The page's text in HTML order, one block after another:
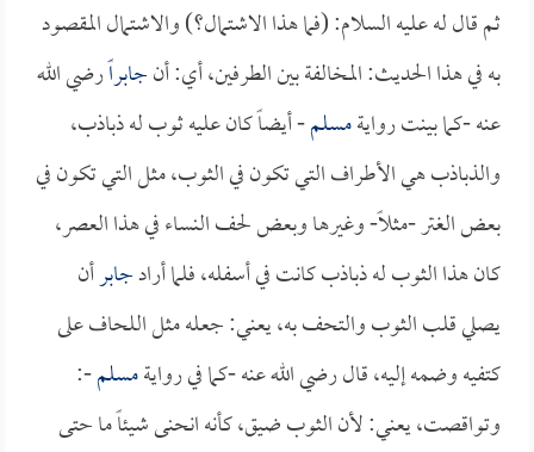
ثم قال له عليه السلام: (فما هذا الاشتمال؟) والاشتمال المقصود
به في هذا الحديث: المخالفة بين الطرفين، أي: أنجابراًرضي الله
عنه -كما بينت روايةمسلم- أيضاً كان عليه ثوب له ذباذب،
والذباذب هي الأطراف التي تكون في الثوب، مثل التي تكون في
بعض الغتر -مثلاً- وغيرها وبعض لحف النساء في هذا العصر،
كان هذا الثوب له ذباذب كانت في أسفله، فلما أرادجابرأن
يصلي قلب الثوب والتحف به، يعني: جعله مثل اللحاف على
كتفيه وضمه إليه، قال رضي الله عنه -كما في روايةمسلم-:
وتواقصت، يعني: لأن الثوب ضيق، كأنه انحنى شيئاً ما حتى